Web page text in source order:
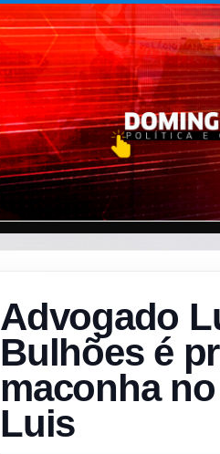
Advogado
Bulhões é
maconha
Luis